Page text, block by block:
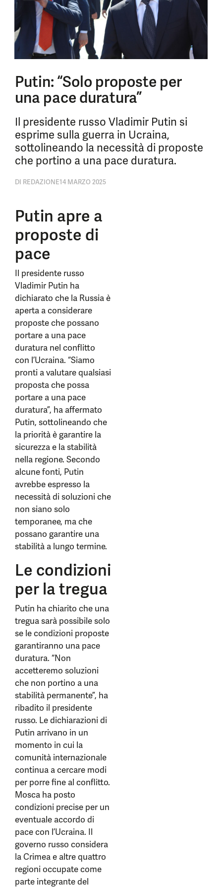
Putin: “Solo proposte per
una pace duratura”
Il presidente russo Vladimir Putin si
esprime sulla guerra in Ucraina,
sottolineando la necessità di proposte
che portino a una pace duratura.
DI REDAZIONE14 MARZO 2025
Putin apre a
proposte di
pace
Il presidente russo
Vladimir Putin ha
dichiarato che la Russia è
aperta a considerare
proposte che possano
portare a una pace
duratura nel conflitto
con l’Ucraina. “Siamo
pronti a valutare qualsiasi
proposta che possa
portare a una pace
duratura”, ha affermato
Putin, sottolineando che
la priorità è garantire la
sicurezza e la stabilità
nella regione. Secondo
alcune fonti, Putin
avrebbe espresso la
necessità di soluzioni che
non siano solo
temporanee, ma che
possano garantire una
stabilità a lungo termine.
Le condizioni
per la tregua
Putin ha chiarito che una
tregua sarà possibile solo
se le condizioni proposte
garantiranno una pace
duratura. “Non
accetteremo soluzioni
che non portino a una
stabilità permanente”, ha
ribadito il presidente
russo. Le dichiarazioni di
Putin arrivano in un
momento in cui la
comunità internazionale
continua a cercare modi
per porre fine al conflitto.
Mosca ha posto
condizioni precise per un
eventuale accordo di
pace con l’Ucraina. Il
governo russo considera
la Crimea e altre quattro
regioni occupate come
parte integrante del